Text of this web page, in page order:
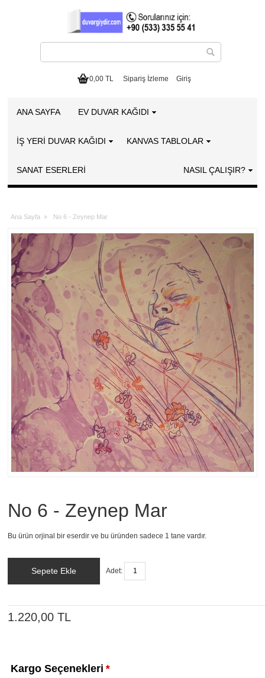
0,00 TL Sipariş İzleme Giriş
ANA SAYFA EV DUVAR KAĞIDI
İŞ YERİ DUVAR KAĞIDI KANVAS TABLOLAR
SANAT ESERLERI NASIL ÇALIŞIR?
Ana Sayfa » No 6 - Zeynep Mar
No 6 - Zeynep Mar
Bu ürün orjinal bir eserdir ve bu üründen sadece 1 tane vardır.
Sepete Ekle Adet:
1.220,00 TL
*
Kargo Seçenekleri